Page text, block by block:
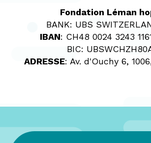
Fondation Léman
BANK: UBS
IBAN: CH48 0024 3243
BIC:
ADRESSE: Av. d'Ouchy 6,